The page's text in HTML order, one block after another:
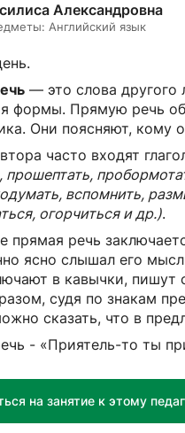
Александровна
Английский язык
— это слова другого
формы. Прямую речь
Они поясняют, кому
часто входят
прошептать,
вспомнить,
огорчиться и др.).
прямая речь
ясно слышал его
в кавычки, пишут
судя по знакам
сказать, что в
- «Приятель-то ты
на занятие к этому